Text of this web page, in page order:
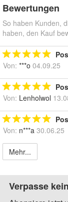
Bewertungen
So haben Kunden,
haben, den Kauf
Von: ***o 04.09.25
Von: Lenholwol
Von: n***a 30.06.25
Mehr...
Verpasse